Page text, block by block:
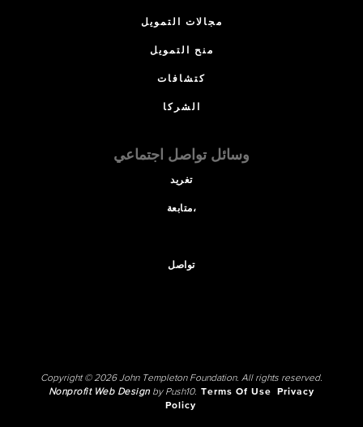
مجالات التمويل
منح التمويل
كتشافات
الشركا
وسائل تواصل اجتماعي
تغريد
متابعة،
تواصل
Copyright © 2026 John Templeton Foundation. All rights reserved.
Nonprofit Web Designby Push10. Terms Of Use
Privacy
Policy